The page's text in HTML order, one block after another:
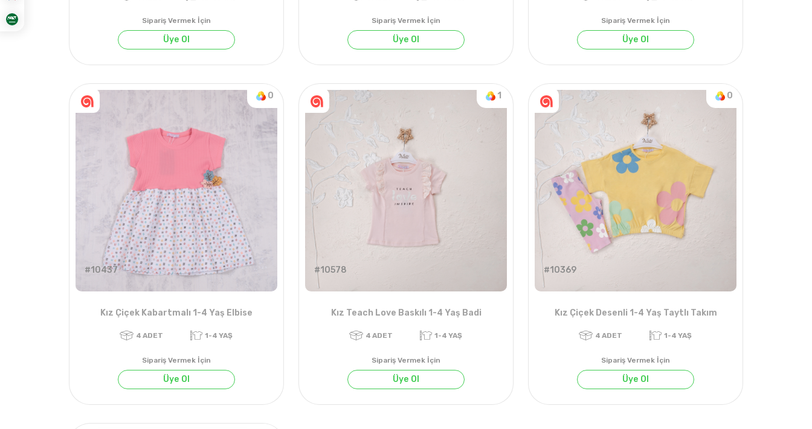
13-16 YAŞ
Sipariş Vermek İçin
Üye Ol
Sipariş Vermek İçin
Üye Ol
Sipariş Vermek İçin
Üye Ol
0
#10437
Kız Çiçek Kabartmalı 1-4 Yaş Elbise
Sipariş Vermek İçin
Üye Ol
1
#10578
Kız Teach Love Baskılı 1-4 Yaş Badi
Sipariş Vermek İçin
Üye Ol
0
#10369
Kız Çiçek Desenli 1-4 Yaş Taytlı Takım
Sipariş Vermek İçin
Üye Ol